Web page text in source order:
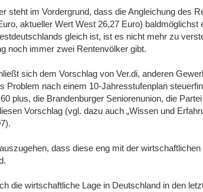
steht im Vordergrund, dass die Angleichung des
aktueller Wert West 26,27 Euro) baldmöglichst
gleich ist, ist es nicht mehr zu
noch immer zwei Rentenvölker gibt.
sich dem Vorschlag von Ver.di, anderen
Problem nach einem 10-Jahresstufenplan
plus, die Brandenburger Seniorenunion, die
Vorschlag (vgl. dazu auch „Wissen und
dass diese eng mit der
die wirtschaftliche Lage in Deutschland in den